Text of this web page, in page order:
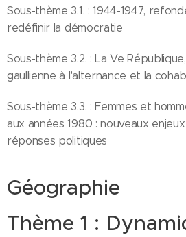
Sous-thème 3.1. : 1944-1947,
redéfinir la démocratie
Sous-thème 3.2. : La Ve
gaullienne à l'alternance et la
Sous-thème 3.3. : Femmes et
aux années 1980 : nouveaux
réponses politiques
Géographie
Thème 1 :